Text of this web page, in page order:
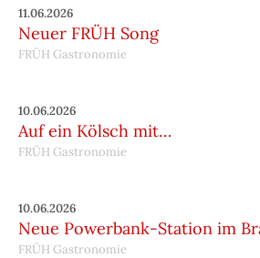
11.06.2026
Neuer FRÜH Song
FRÜH Gastronomie
10.06.2026
Auf ein Kölsch mit…
FRÜH Gastronomie
10.06.2026
Neue Powerbank-Station im
FRÜH Gastronomie